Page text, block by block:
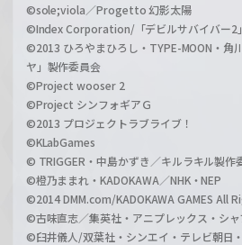
©sole;viola／Progetto 幻影太陽
©Index Corporation/「デビルサバイバー2
©2013 ひろやまひろし・TYPE-MOON・角
ヤ」製作委員会
©Project wooser 2
©Project シンフォギアＧ
©2013 プロジェクトラブライブ！
©KLabGames
© TRIGGER・中島かずき／キルラキル製作
©橙乃ままれ・KADOKAWA／NHK・NEP
©2014 DMM.com/KADOKAWA GAMES All
©古味直志／集英社・アニプレックス・シャ
©臼井儀人/双葉社・シンエイ・テレビ朝日